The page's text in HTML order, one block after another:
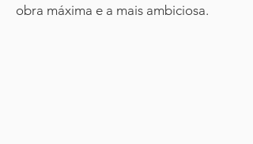
obra máxima e a mais ambiciosa.